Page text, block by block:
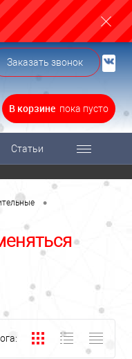
Заказать звонок
В корзине пока пусто
Статьи
•